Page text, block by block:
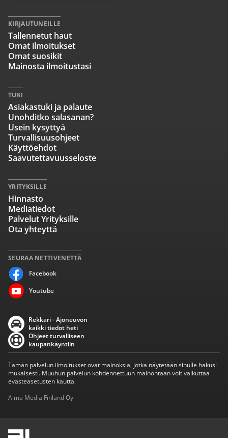
SEURAA NETTIVENETTÄ
Facebook
Youtube
KIRJAUTUNEILLE
Tallennetut haut
Omat ilmoitukset
Omat suosikit
Mainosta ilmoitustasi
TUKI
Asiakastuki ja palaute
Unohditko salasanan?
Usein kysyttyä
Turvallisuusohjeet
Käyttöehdot
Saavutettavuusseloste
YRITYKSILLE
Hinnasto
Mediatiedot
Palvelut Yrityksille
Ota yhteyttä
Rekkari - Ajoneuvon
kaikki tiedot heti
Ohjeet turvalliseen
kaupankäyntiin
Tämän palvelun ilmoitukset ovat mainoksia, jotka näytetään sinulle hakusi
mukaisesti. Muuhun palvelun kohdennettuun mainontaan voit vaikuttaa
evästeasetusten kautta.
Alma Media Finland Oy